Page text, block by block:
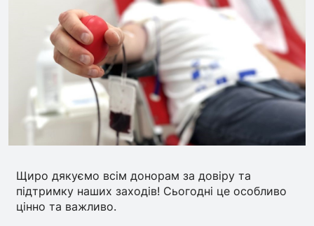
Щиро дякуємо всім донорам за довіру та
підтримку наших заходів! Сьогодні це особливо
цінно та важливо.